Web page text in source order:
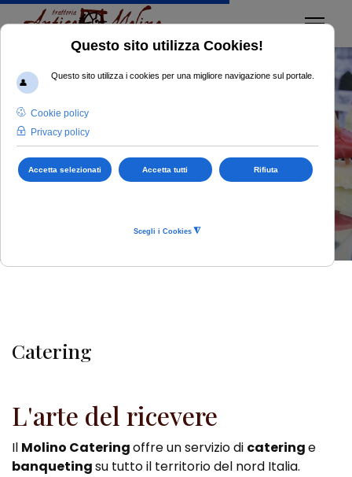
Catering e
Banqueting
Catering
L'arte del ricevere
Il Molino Cateringoffre un servizio di cateringe
banquetingsu tutto il territorio del nord Italia.